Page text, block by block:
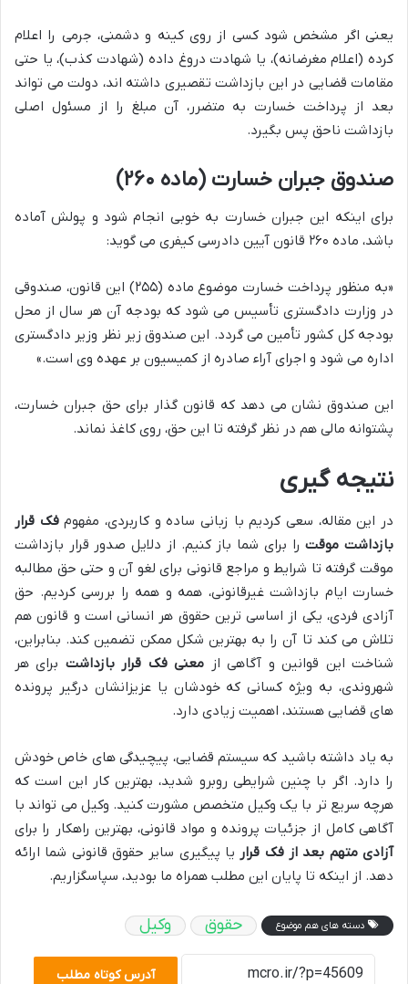
یعنی اگر مشخص شود کسی از روی کینه و دشمنی، جرمی را اعلام
کرده (اعلام مغرضانه)، یا شهادت دروغ داده (شهادت کذب)، یا حتی
مقامات قضایی در این بازداشت تقصیری داشته اند، دولت می تواند
بعد از پرداخت خسارت به متضرر، آن مبلغ را از مسئول اصلی
بازداشت ناحق پس بگیرد.
صندوق جبران خسارت (ماده ۲۶۰)
برای اینکه این جبران خسارت به خوبی انجام شود و پولش آماده
باشد، ماده ۲۶۰ قانون آیین دادرسی کیفری می گوید:
«به منظور پرداخت خسارت موضوع ماده (۲۵۵) این قانون، صندوقی
در وزارت دادگستری تأسیس می شود که بودجه آن هر سال از محل
بودجه کل کشور تأمین می گردد. این صندوق زیر نظر وزیر دادگستری
اداره می شود و اجرای آراء صادره از کمیسیون بر عهده وی است.»
این صندوق نشان می دهد که قانون گذار برای حق جبران خسارت،
پشتوانه مالی هم در نظر گرفته تا این حق، روی کاغذ نماند.
نتیجه گیری
در این مقاله، سعی کردیم با زبانی ساده و کاربردی، مفهومفک قرار
بازداشت موقترا برای شما باز کنیم. از دلایل صدور قرار بازداشت
موقت گرفته تا شرایط و مراجع قانونی برای لغو آن و حتی حق مطالبه
خسارت ایام بازداشت غیرقانونی، همه و همه را بررسی کردیم. حق
آزادی فردی، یکی از اساسی ترین حقوق هر انسانی است و قانون هم
تلاش می کند تا آن را به بهترین شکل ممکن تضمین کند. بنابراین،
شناخت این قوانین و آگاهی از معنی فک قرار بازداشت برای هر
شهروندی، به ویژه کسانی که خودشان یا عزیزانشان درگیر پرونده
های قضایی هستند، اهمیت زیادی دارد.
به یاد داشته باشید که سیستم قضایی، پیچیدگی های خاص خودش
را دارد. اگر با چنین شرایطی روبرو شدید، بهترین کار این است که
هرچه سریع تر با یک وکیل متخصص مشورت کنید. وکیل می تواند با
آگاهی کامل از جزئیات پرونده و مواد قانونی، بهترین راهکار را برای
آزادی متهم بعد از فک قرار یا پیگیری سایر حقوق قانونی شما ارائه
دهد. از اینکه تا پایان این مطلب همراه ما بودید، سپاسگزاریم.
دسته های هم موضوع حقوق وکیل
آدرس کوتاه مطلب